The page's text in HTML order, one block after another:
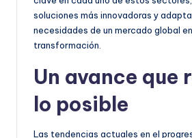
soluciones más innovadoras y
necesidades de un mercado global
transformación.
Un avance que
lo posible
Las tendencias actuales en el